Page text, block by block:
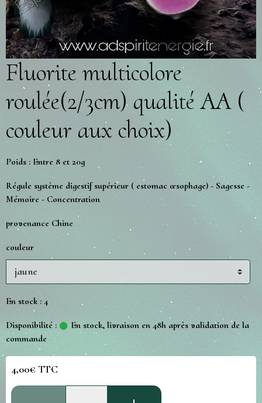
Fluorite multicolore
roulée(2/3cm) qualité AA (
couleur aux choix)
Poids : Entre 8 et 20g
Régule système digestif supérieur ( estomac œsophage) - Sagesse -
Mémoire - Concentration
provenance Chine
couleur
En stock : 4
Disponibilité :
En stock, livraison en 48h après validation de la
commande
4,00€ TTC